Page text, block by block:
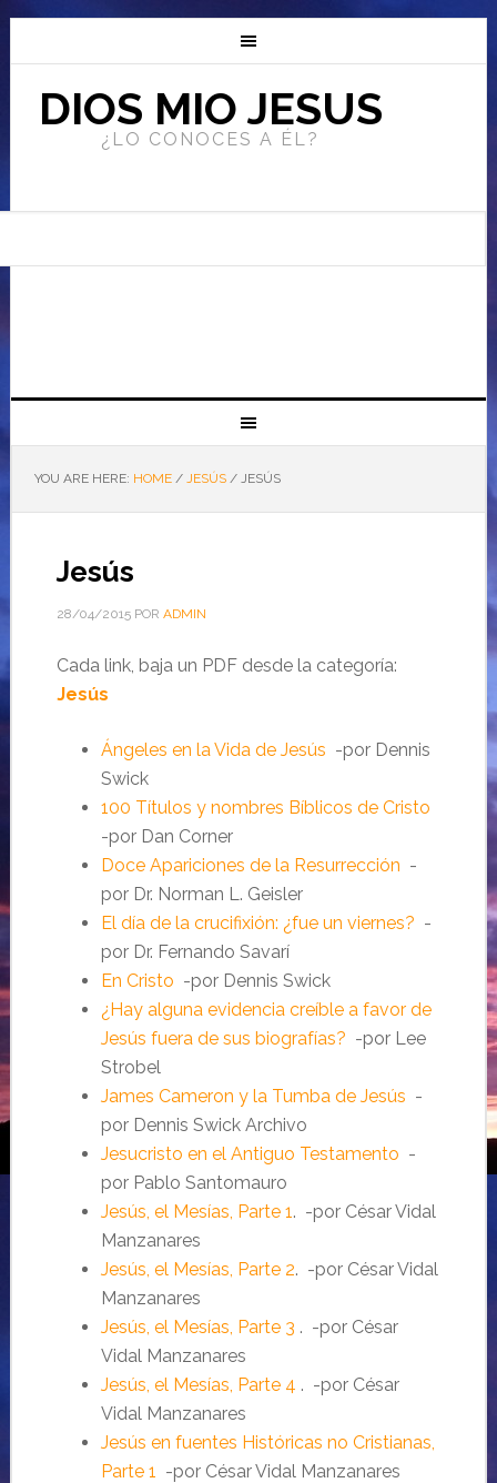
DIOS MIO JESUS
¿LO CONOCES A ÉL?
YOU ARE HERE: HOME / JESÚS /JESÚS
Jesús
28/04/2015POR ADMIN
Cada link, baja un PDF desde la categoría:
Jesús
Ángeles en la Vida de Jesús -por Dennis
Swick
100 Títulos y nombres Bíblicos de Cristo
-por Dan Corner
Doce Apariciones de la Resurrección -
por Dr. Norman L. Geisler
El día de la crucifixión: ¿fue un viernes? -
por Dr. Fernando Savarí
En Cristo -por Dennis Swick
¿Hay alguna evidencia creíble a favor de
Jesús fuera de sus biografías? -por Lee
Strobel
James Cameron y la Tumba de Jesús -
por Dennis Swick Archivo
Jesucristo en el Antiguo Testamento -
por Pablo Santomauro
Jesús, el Mesías, Parte 1. -por César Vidal
Manzanares
Jesús, el Mesías, Parte 2. -por César Vidal
Manzanares
Jesús, el Mesías, Parte 3 . -por César
Vidal Manzanares
Jesús, el Mesías, Parte 4 . -por César
Vidal Manzanares
Jesús en fuentes Históricas no Cristianas,
Parte 1 -por César Vidal Manzanares